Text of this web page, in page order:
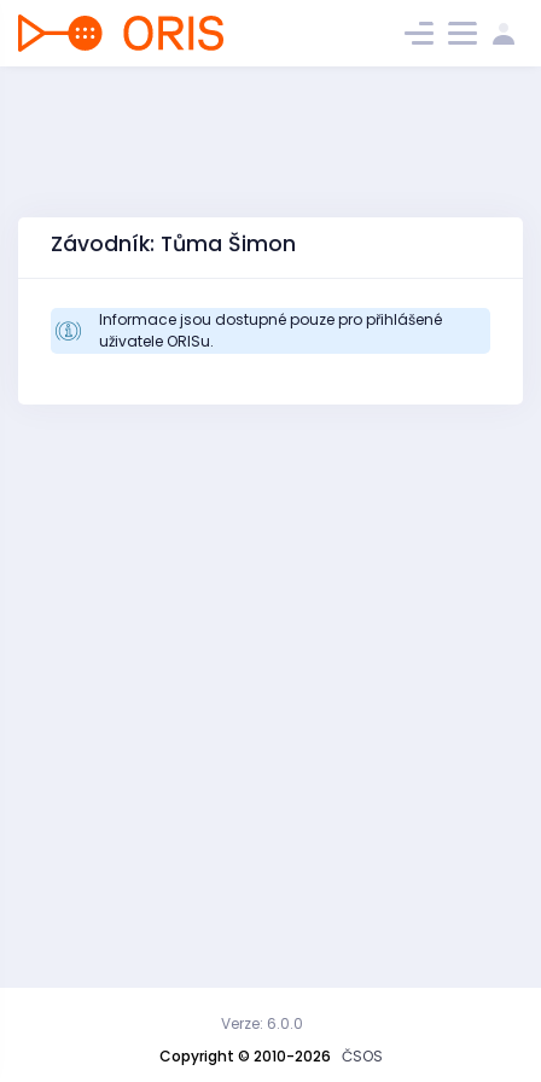
Závodník: Tůma Šimon
Informace jsou dostupné pouze pro přihlášené
uživatele ORISu.
Copyright © 2010-2026 ČSOS
Verze: 6.0.0